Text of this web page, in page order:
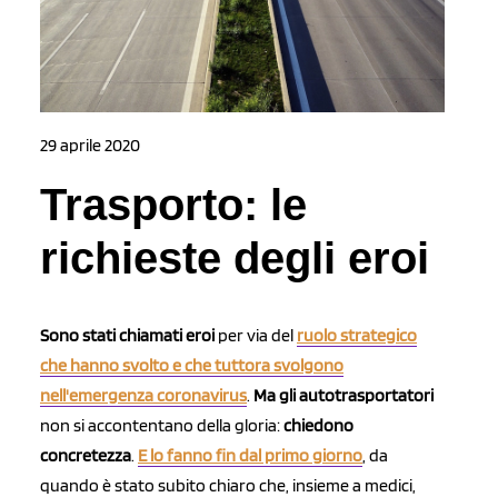
29 aprile 2020
Trasporto: le
richieste degli eroi
Sono stati chiamati eroi per via del ruolo strategico
che hanno svolto e che tuttora svolgono
nell'emergenza coronavirus. Ma gli autotrasportatori
non si accontentano della gloria:chiedono
concretezza. E lo fanno fin dal primo giorno, da
quando è stato subito chiaro che, insieme a medici,